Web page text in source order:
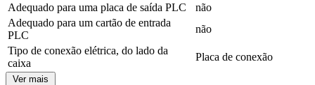
Adequado para uma placa de saída PLC
não
Adequado para um cartão de entrada
PLC
não
Tipo de conexão elétrica, do lado da
caixa
Placa de conexão
Ver mais